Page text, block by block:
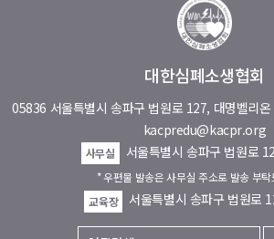
대한심폐소생협회
05836 서울특별시 송파구 법원로 127, 대명벨리
kacpredu@kacpr.org
사무실 서울특별시 송파구 법원로
* 우편물 발송은 사무실 주소로 발송 부
교육장
서울특별시 송파구 법원로